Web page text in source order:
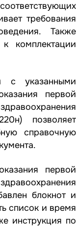
требования
Также
комплектации
с указанными
первой
позволяет
справочную
первой
блокнот и
список и время
инструкция по